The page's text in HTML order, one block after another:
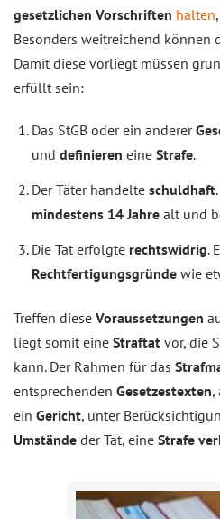
gesetzlichen Vorschriften halten
Besonders weitreichend können
Damit diese vorliegt müssen
erfüllt sein:
Das StGB oder ein anderer
und definieren eine Strafe.
Der Täter handelte schuldhaft
mindestens 14 Jahre alt und
Die Tat erfolgte rechtswidrig.
Rechtfertigungsgründe wie
Treffen diese Voraussetzungen
liegt somit eine Straftat vor, die
kann. Der Rahmen für das
entsprechenden Gesetzestexten,
ein Gericht, unter
Umstände der Tat, eine Strafe